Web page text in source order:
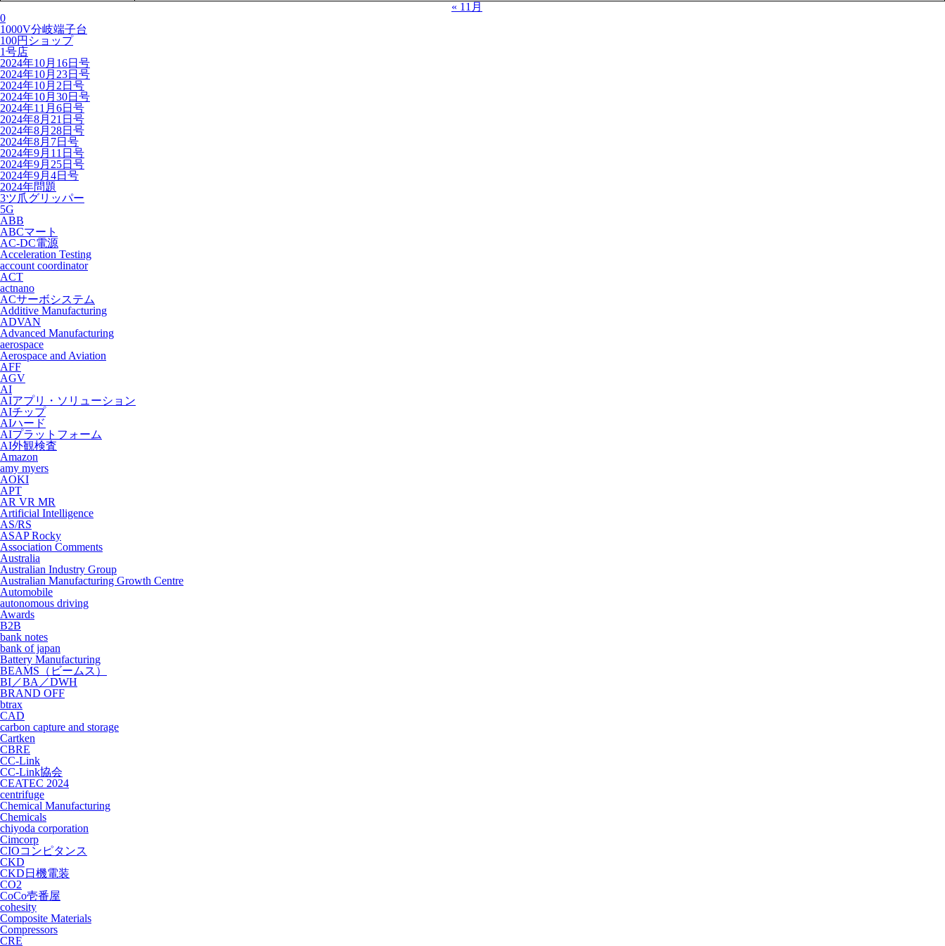
« 11月
0
1000V分岐端子台
100円ショップ
1号店
2024年10月16日号
2024年10月23日号
2024年10月2日号
2024年10月30日号
2024年11月6日号
2024年8月21日号
2024年8月28日号
2024年8月7日号
2024年9月11日号
2024年9月25日号
2024年9月4日号
2024年問題
3ツ爪グリッパー
5G
ABB
ABCマート
AC-DC電源
Acceleration Testing
account coordinator
ACT
actnano
ACサーボシステム
Additive Manufacturing
ADVAN
Advanced Manufacturing
aerospace
Aerospace and Aviation
AFF
AGV
AI
AIアプリ・ソリューション
AIチップ
AIハード
AIプラットフォーム
AI外観検査
Amazon
amy myers
AOKI
APT
AR VR MR
Artificial Intelligence
AS/RS
ASAP Rocky
Association Comments
Australia
Australian Industry Group
Australian Manufacturing Growth Centre
Automobile
autonomous driving
Awards
B2B
bank notes
bank of japan
Battery Manufacturing
BEAMS（ビームス）
BI／BA／DWH
BRAND OFF
btrax
CAD
carbon capture and storage
Cartken
CBRE
CC-Link
CC-Link協会
CEATEC 2024
centrifuge
Chemical Manufacturing
Chemicals
chiyoda corporation
Cimcorp
CIOコンピタンス
CKD
CKD日機電装
CO2
CoCo壱番屋
cohesity
Composite Materials
Compressors
CRE